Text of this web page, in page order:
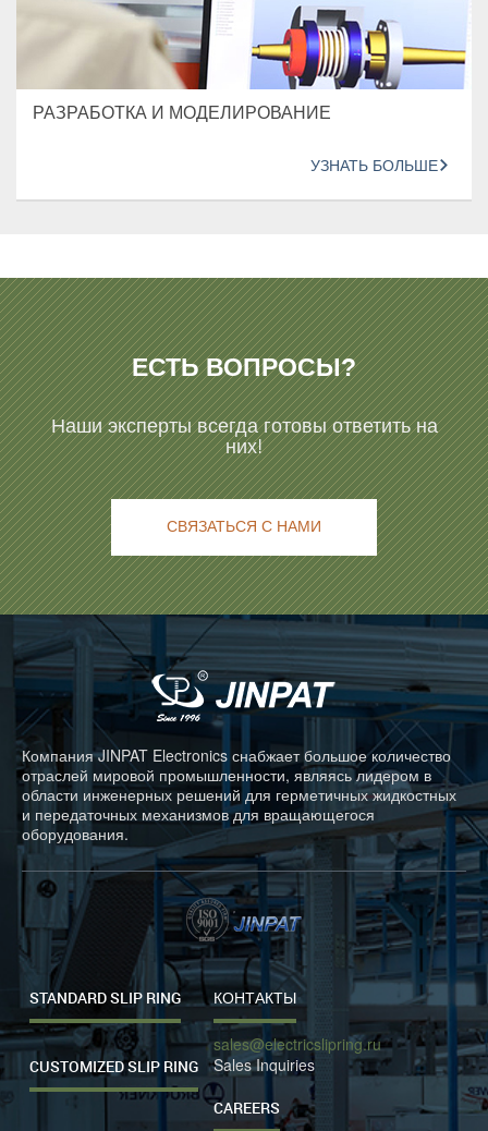
РАЗРАБОТКА И МОДЕЛИРОВАНИЕ
УЗНАТЬ БОЛЬШЕ
ЕСТЬ ВОПРОСЫ?
Наши эксперты всегда готовы ответить на
них!
СВЯЗАТЬСЯ С НАМИ
Компания JINPAT Electronics снабжает большое количество
отраслей мировой промышленности, являясь лидером в
области инженерных решений для герметичных жидкостных
и передаточных механизмов для вращающегося
оборудования.
STANDARD SLIP RING
CUSTOMIZED SLIP RING
КОНТАКТЫ
sales@electricslipring.ru
Sales Inquiries
CAREERS